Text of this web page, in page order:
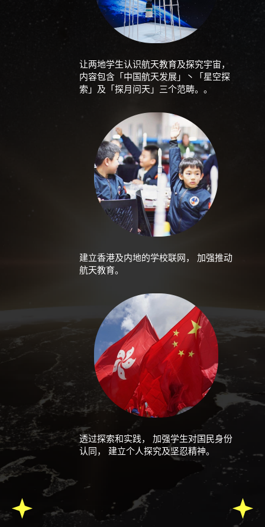
让两地学生认识航天教育及探究宇宙，
内容包含「中国航天发展」丶「星空探
索」及「探月问天」三个范畴。。
建立香港及内地的学校联网， 加强推动
航天教育。
透过探索和实践， 加强学生对国民身份
认同， 建立个人探究及坚忍精神。